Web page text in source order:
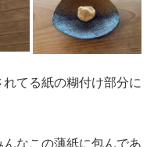
てる紙の糊付け部分に
なこの薄紙に包んであ